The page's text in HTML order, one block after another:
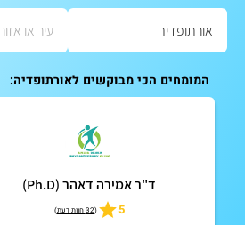
המומחים הכי מבוקשים לאורתופדיה:
ד"ר אמירה דאהר (Ph.D)
5
(32 חוות דעת )